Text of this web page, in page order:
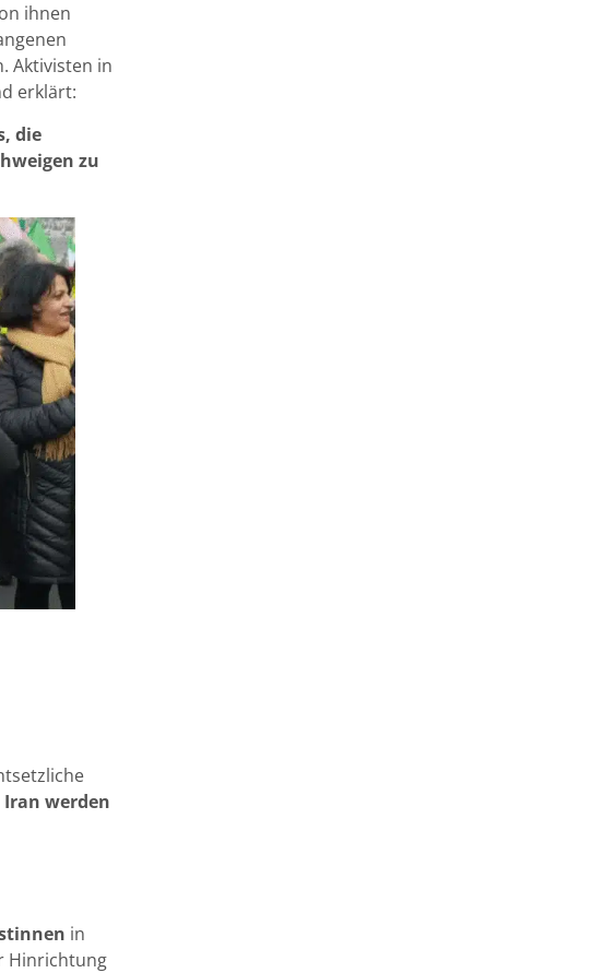
ihnen
Aktivisten in
erklärt:
die
zu
Iran werden
in
Hinrichtung